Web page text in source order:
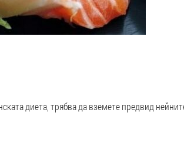
диета, трябва да вземете предвид